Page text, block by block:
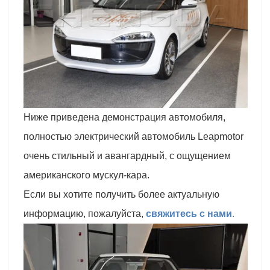
Ниже приведена демонстрация автомобиля,
полностью электрический автомобиль Leapmotor
очень стильный и авангардный, с ощущением
американского мускул-кара.
Если вы хотите получить более актуальную
информацию, пожалуйста, свяжитесь с нами.